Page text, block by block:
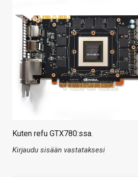
Kuten refu GTX780:ssa.
Kirjaudu sisään vastataksesi